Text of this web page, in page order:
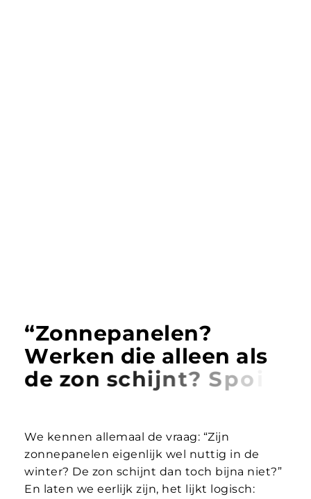
“Zonnepanelen?
Werken die alleen als
de zon schijnt? Spoi
We kennen allemaal de vraag: “Zijn
zonnepanelen eigenlijk wel nuttig in de
winter? De zon schijnt dan toch bijna niet?”
En laten we eerlijk zijn, het lijkt logisch: